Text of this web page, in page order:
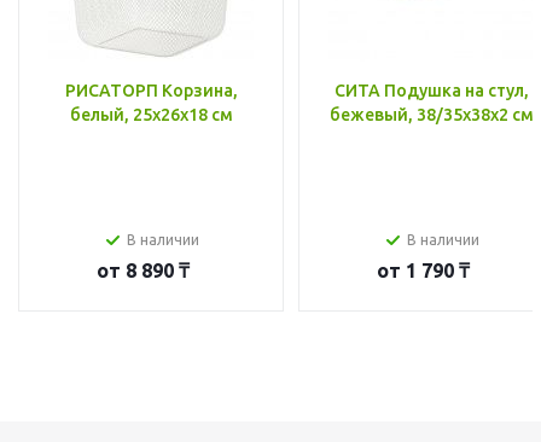
РИСАТОРП Корзина,
белый, 25x26x18 см
В наличии
от 8 890 ₸
СИТА Подушка на стул,
бежевый, 38/35x38x2 см
В наличии
от 1 790 ₸